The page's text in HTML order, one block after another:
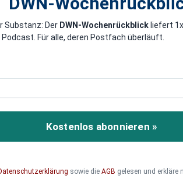
bedroht. 7,3 Prozent der
Instituts im Oktober
2,5 Prozentpunkte mehr
Substanz: Der DWN-Wochenrückblick liefert
Für alle, deren Postfach überläuft.
Kostenlos abonnieren »
sowie die AGB gelesen und erkläre